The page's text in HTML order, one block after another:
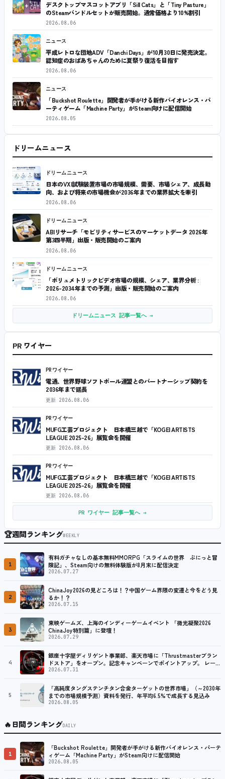
デスクトップマスコットアプリ「Sill Cats」と「Tiny Pasture」
のSteamバンドルセットが販売開始。通常価格より10%割引
2026.08.06
ニュース
平成レトロな団地ADV「Danchi Days」が10月30日に発売決定。
認知症のおばあちゃんのために夏祭り復活を目指す
2026.08.06
ニュース
「Buckshot Roulette」開発者が手がける新作バイオレンス・パ
ーティゲーム「Machine Party」がSteam向けに配信開始
2026.08.05
ドリームニュース
ドリームニュース
日本のVXI試験装置市場の市場規模、需要、市場シェア、成長動
向、および将来の市場機会が2036年までの業界拡大を牽引
2026.08.06
ドリームニュース
ABIリサーチ「モビリティサービスのマーケットデータ 2026年
第3四半期」出版・販売開始のご案内
2026.08.06
ドリームニュース
「ボリュメトリックビデオ市場の規模、シェア、業界分析 :
2026-2034年までの予測」出版・販売開始のご案内
2026.08.06
ドリームニュース 記事一覧へ →
PR ワイヤー
PRワイヤー
電通、世界野球ソフトボール連盟とのパートナーシップ契約を
2036年まで延長
更新 2026.08.06
PRワイヤー
MUFG工芸プロジェクト 日本橋三越で「KOGEI ARTISTS
LEAGUE 2025-26」展覧会を開催
更新 2026.08.06
PRワイヤー
MUFG工芸プロジェクト 日本橋三越で「KOGEI ARTISTS
LEAGUE 2025-26」展覧会を開催
更新 2026.08.06
PR ワイヤー 記事一覧へ →
🏆週間ランキングWEEKLY
1
有料ガチャなしの基本無料MMORPG「スライムの世界 ぷにっと冒
険記」、Steam向けの無料体験版が8月末に配信決定
2026.07.27
2
ChinaJoy2026の見どころは！？中国ゲーム界隈の変遷と今をどう見
るか！？
2026.07.15
3
東映ゲームズ、上海のインディーゲームイベント 「微光凝聚2026
ChinaJoy特別篇」に登壇！
2026.07.29
4
銀座十字屋ディリゲント事業部、楽天市場に「Thrustmasterブラン
ドストア」をオープン。記念キャンペーンでポイントアップ。 レーシ
ング／フライトシム向けコントローラーを中心に、幅広くラインナッ
2026.07.31
5
「高純度タングステンチタン合金ターゲットの世界市場」（～2030年
までの市場規模予測）資料を発行、年平均6.5%で成長する見込み
2026.08.05
🔥日間ランキングDAILY
1
「Buckshot Roulette」開発者が手がける新作バイオレンス・パーテ
ィゲーム「Machine Party」がSteam向けに配信開始
2026.08.05